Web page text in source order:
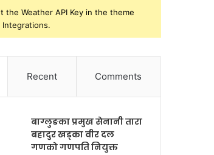
the Weather API Key in the theme
Recent Comments
बाग्लुङका प्रमुख सेनानी तारा
बहादुर खड्का वीर दल
गणको गणपति नियुक्त